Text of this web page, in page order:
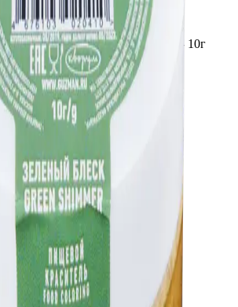
Покупателям
805 Зеленый Блеск GUZMAN - 10г
Блеск
10г
- 10г
- 10г